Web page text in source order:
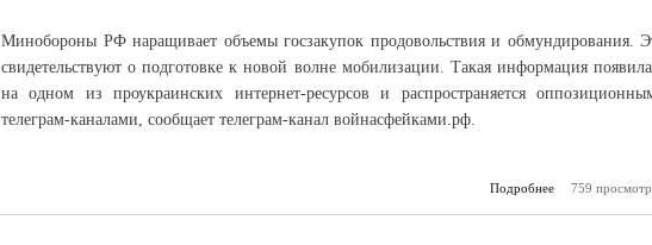
Минобороны РФ наращивает объемы госзакупок продовольствия и обмундирования.
свидетельствуют о подготовке к новой волне мобилизации. Такая информация
на одном из проукраинских интернет-ресурсов и распространяется
телеграм-каналами, сообщает телеграм-канал войнасфейками.рф.
Подробнее
о Фейк:
759